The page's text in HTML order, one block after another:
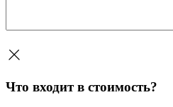
Что входит в стоимость?